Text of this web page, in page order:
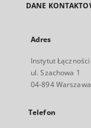
DANE
Adres
Instytut
ul. Szachowa 1
04-894 Warszawa
Telefon